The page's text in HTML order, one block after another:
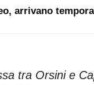
arrivano
tra Orsini e